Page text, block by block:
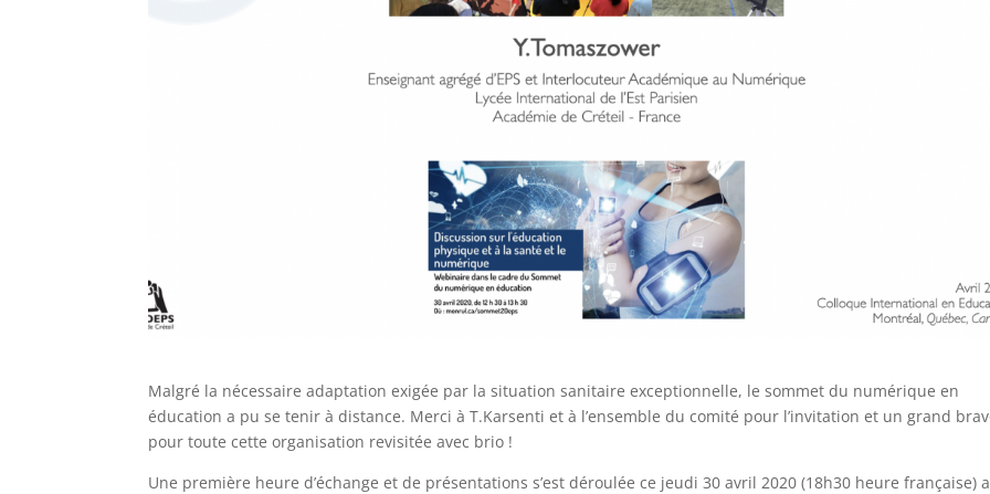
Malgré la nécessaire adaptation exigée par la situation sanitaire exceptionnelle, le sommet du numérique en
éducation a pu se tenir à distance. Merci à T.Karsenti et à l’ensemble du comité pour l’invitation et un grand
pour toute cette organisation revisitée avec brio !
Une première heure d’échange et de présentations s’est déroulée ce jeudi 30 avril 2020 (18h30 heure française)